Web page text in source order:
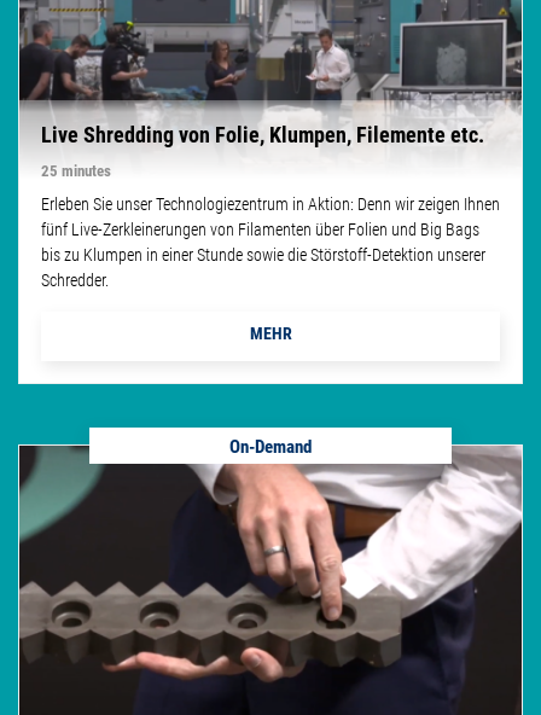
Live Shredding von Folie, Klumpen, Filemente etc.
25 minutes
Erleben Sie unser Technologiezentrum in Aktion: Denn wir zeigen Ihnen
fünf Live-Zerkleinerungen von Filamenten über Folien und Big Bags
bis zu Klumpen in einer Stunde sowie die Störstoff-Detektion unserer
Schredder.
MEHR
On-Demand